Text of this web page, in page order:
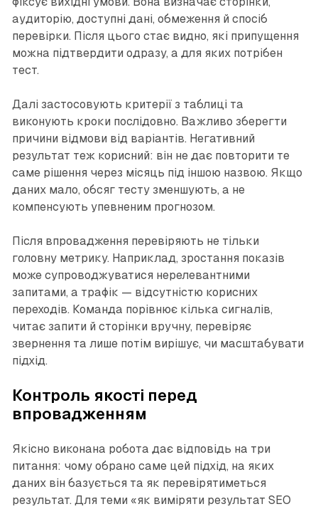
аудиторію, доступні дані, обмеження й спосіб
перевірки. Після цього стає видно, які припущення
можна підтвердити одразу, а для яких потрібен
тест.
Далі застосовують критерії з таблиці та
виконують кроки послідовно. Важливо зберегти
причини відмови від варіантів. Негативний
результат теж корисний: він не дає повторити те
саме рішення через місяць під іншою назвою. Якщо
даних мало, обсяг тесту зменшують, а не
компенсують упевненим прогнозом.
Після впровадження перевіряють не тільки
головну метрику. Наприклад, зростання показів
може супроводжуватися нерелевантними
запитами, а трафік — відсутністю корисних
переходів. Команда порівнює кілька сигналів,
читає запити й сторінки вручну, перевіряє
звернення та лише потім вирішує, чи масштабувати
підхід.
Контроль якості перед
впровадженням
Якісно виконана робота дає відповідь на три
питання: чому обрано саме цей підхід, на яких
даних він базується та як перевірятиметься
результат. Для теми «як виміряти результат SEO